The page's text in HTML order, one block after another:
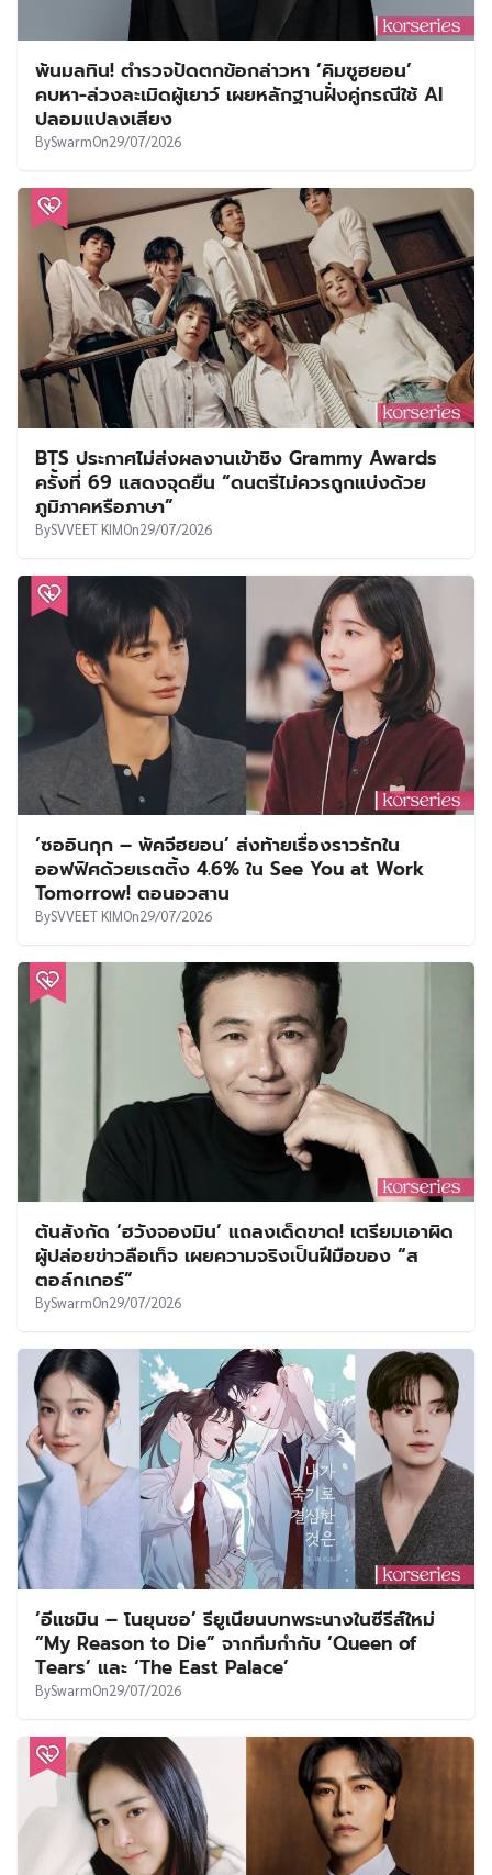
พ้นมลทิน! ตำรวจปัดตกข้อกล่าวหา ‘คิมซูฮยอน’
คบหา-ล่วงละเมิดผู้เยาว์ เผยหลักฐานฝั่งคู่กรณีใช้ AI
ปลอมแปลงเสียง
BySwarmOn29/07/2026
BTS ประกาศไม่ส่งผลงานเข้าชิง Grammy Awards
ครั้งที่ 69 แสดงจุดยืน “ดนตรีไม่ควรถูกแบ่งด้วย
ภูมิภาคหรือภาษา”
BySVVEET KIMOn29/07/2026
‘ซออินกุก – พัคจีฮยอน’ ส่งท้ายเรื่องราวรักใน
ออฟฟิศด้วยเรตติ้ง 4.6% ใน See You at Work
Tomorrow! ตอนอวสาน
BySVVEET KIMOn29/07/2026
ต้นสังกัด ‘ฮวังจองมิน’ แถลงเด็ดขาด! เตรียมเอาผิด
ผู้ปล่อยข่าวลือเท็จ เผยความจริงเป็นฝีมือของ “ส
ตอล์กเกอร์”
BySwarmOn29/07/2026
‘อีแชมิน – โนยุนซอ’ รียูเนียนบทพระนางในซีรีส์ใหม่
“My Reason to Die” จากทีมกำกับ ‘Queen of
Tears’ และ ‘The East Palace’
BySwarmOn29/07/2026